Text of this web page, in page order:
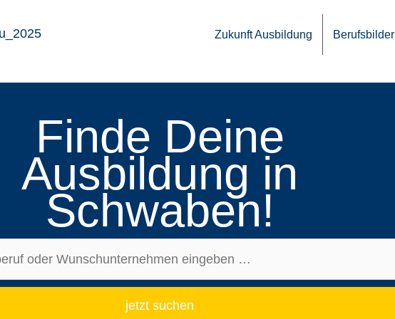
Zukunft Ausbil­dung Berufs­bil­der
Finde Deine
Ausbil­dung in
Schwa­ben!